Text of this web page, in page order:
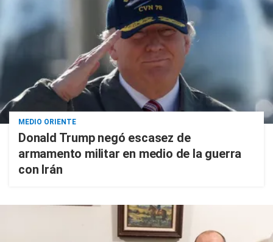
MEDIO ORIENTE
Donald Trump negó escasez de
armamento militar en medio de la guerra
con Irán